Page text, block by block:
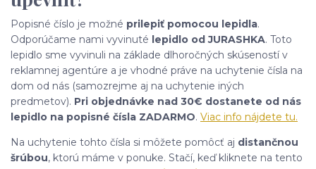
Popisné číslo je možné prilepiť pomocou lepidla.
Odporúčame nami vyvinuté lepidlo od JURASHKA. Toto
lepidlo sme vyvinuli na základe dlhoročných skúseností v
reklamnej agentúre a je vhodné práve na uchytenie čísla na
dom od nás (samozrejme aj na uchytenie iných
predmetov). Pri objednávke nad 30€ dostanete od nás
lepidlo na popisné čísla ZADARMO. Viac info nájdete tu.
Na uchytenie tohto čísla si môžete pomôcť aj distančnou
šrúbou, ktorú máme v ponuke. Stačí, keď kliknete na tento